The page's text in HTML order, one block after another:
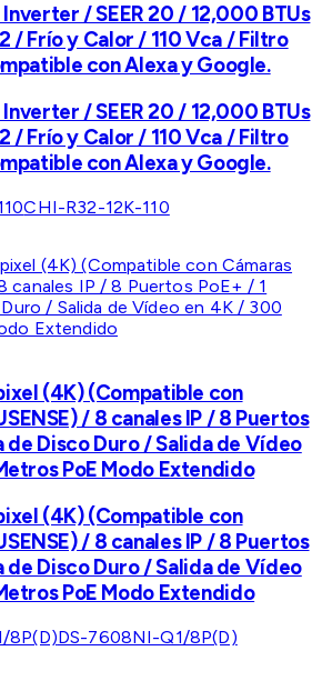
/ SEER 20 / 12,000 BTUs
/ Frío y Calor / 110 Vca / Filtro
con Alexa y Google.
/ SEER 20 / 12,000 BTUs
/ Frío y Calor / 110 Vca / Filtro
con Alexa y Google.
CHI-R32-12K-110
(4K) (Compatible con
/ 8 canales IP / 8 Puertos
de Disco Duro / Salida de Vídeo
PoE Modo Extendido
(4K) (Compatible con
/ 8 canales IP / 8 Puertos
de Disco Duro / Salida de Vídeo
PoE Modo Extendido
8P(D)DS-7608NI-Q1/8P(D)